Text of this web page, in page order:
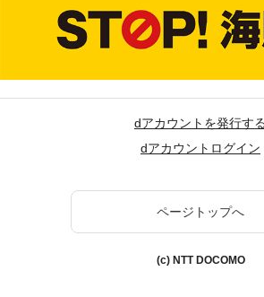
dアカウントを発行する
dアカウントログイン
ページトップへ
(c) NTT DOCOMO